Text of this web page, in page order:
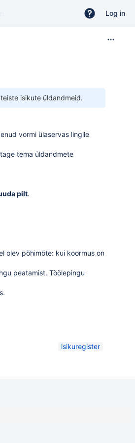
Log in
isikute üldandmeid.
vormi ülaservas lingile
tema üldandmete
pilt.
olev põhimõte: kui koormus on
peatamist. Töölepingu
isikuregister